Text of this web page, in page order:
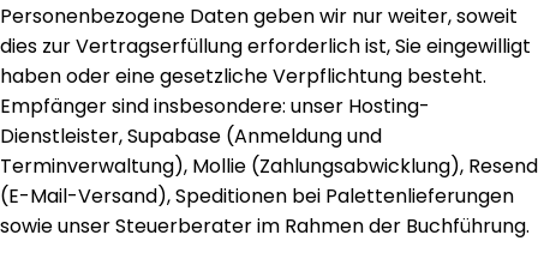
Personenbezogene Daten geben wir nur weiter, soweit
dies zur Vertragserfüllung erforderlich ist, Sie eingewilligt
haben oder eine gesetzliche Verpflichtung besteht.
Empfänger sind insbesondere: unser Hosting-
Dienstleister, Supabase (Anmeldung und
Terminverwaltung), Mollie (Zahlungsabwicklung), Resend
(E-Mail-Versand), Speditionen bei Palettenlieferungen
sowie unser Steuerberater im Rahmen der Buchführung.